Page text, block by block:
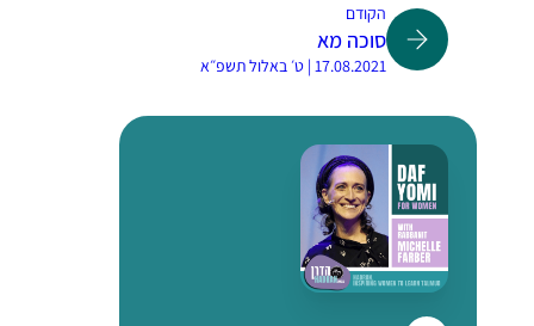
הקודם
סוכה מא
17.08.2021 | ט׳ באלול תשפ״א